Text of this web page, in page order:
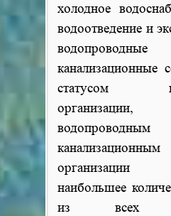
холодное
водоотведение и
канализационные
статусом
организации
наибольшее
из всех